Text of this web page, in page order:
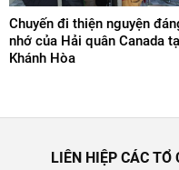
Chuyến đi thiện nguyện
nhớ của Hải quân Canada
Khánh Hòa
LIÊN HIỆP CÁC TỔ